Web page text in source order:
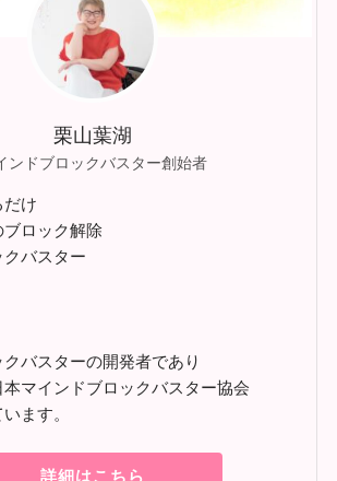
栗山葉湖
ンドブロックバスター創始者
だけ
ブロック解除
バスター
バスターの開発者であり
マインドブロックバスター協会
ます。
詳細はこちら